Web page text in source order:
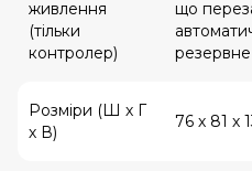
живлення
(тільки
контролер)
що
Розміри (Ш х Г
х В)
76 х 81 х